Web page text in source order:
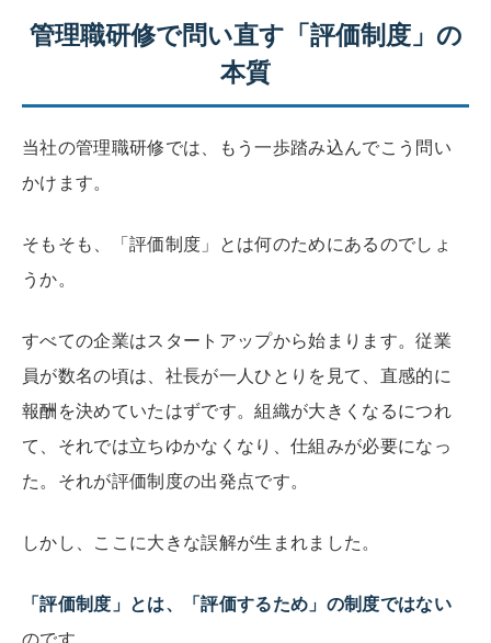
管理職研修で問い直す「評価制度」の
本質
当社の管理職研修では、もう一歩踏み込んでこう問い
かけます。
そもそも、「評価制度」とは何のためにあるのでしょ
うか。
すべての企業はスタートアップから始まります。従業
員が数名の頃は、社長が一人ひとりを見て、直感的に
報酬を決めていたはずです。組織が大きくなるにつれ
て、それでは立ちゆかなくなり、仕組みが必要になっ
た。それが評価制度の出発点です。
しかし、ここに大きな誤解が生まれました。
「評価制度」とは、「評価するため」の制度ではない
のです。